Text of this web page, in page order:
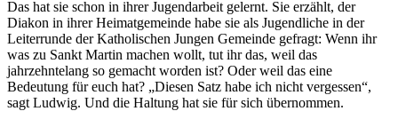
Das hat sie schon in ihrer Jugendarbeit gelernt. Sie erzählt, der
Diakon in ihrer Heimatgemeinde habe sie als Jugendliche in der
Leiterrunde der Katholischen Jungen Gemeinde gefragt: Wenn ihr
was zu Sankt Martin machen wollt, tut ihr das, weil das
jahrzehntelang so gemacht worden ist? Oder weil das eine
Bedeutung für euch hat? „Diesen Satz habe ich nicht vergessen“,
sagt Ludwig. Und die Haltung hat sie für sich übernommen.